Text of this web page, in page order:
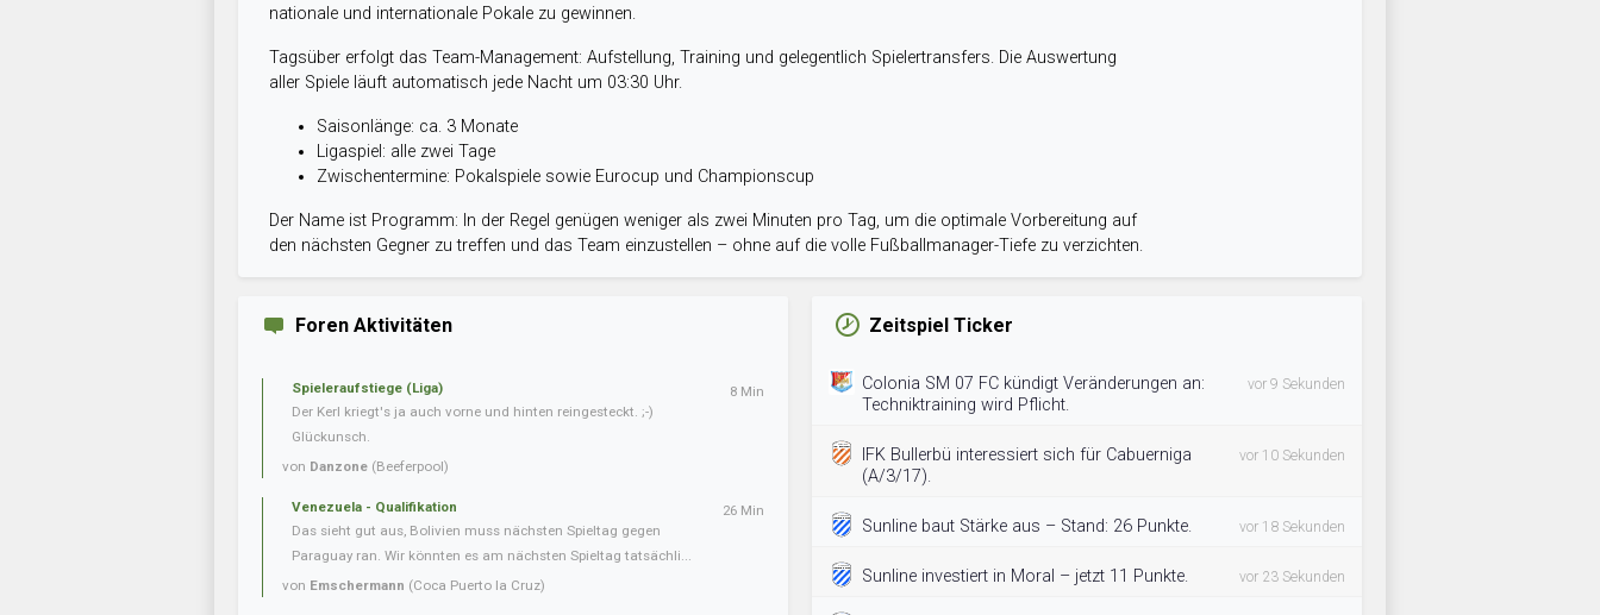
nationale und internationale Pokale zu gewinnen.
Tagsüber erfolgt das Team-Management: Aufstellung, Training und gelegentlich Spielertransfers. Die Auswertung
aller Spiele läuft automatisch jede Nacht um 03:30 Uhr.
Saisonlänge: ca. 3 Monate
Ligaspiel: alle zwei Tage
Zwischentermine: Pokalspiele sowie Eurocup und Championscup
Der Name ist Programm: In der Regel genügen weniger als zwei Minuten pro Tag, um die optimale Vorbereitung auf
den nächsten Gegner zu treffen und das Team einzustellen – ohne auf die volle Fußballmanager-Tiefe zu verzichten.
Foren Aktivitäten
Spieleraufstiege (Liga)
Der Kerl kriegt's ja auch vorne und hinten reingesteckt. ;-)
Glückunsch.
von Danzone (Beeferpool)
8 Min
Venezuela - Qualifikation
Das sieht gut aus, Bolivien muss nächsten Spieltag gegen
Paraguay ran. Wir könnten es am nächsten Spieltag tatsächli...
von Emschermann (Coca Puerto la Cruz)
26 Min
Zeitspiel Ticker
Colonia SM 07 FC kündigt Veränderungen an:
Techniktraining wird Pflicht.
vor 9 Sekunden
IFK Bullerbü interessiert sich für Cabuerniga
(A/3/17).
vor 10 Sekunden
Sunline baut Stärke aus – Stand: 26 Punkte. vor 18 Sekunden
Sunline investiert in Moral – jetzt 11 Punkte. vor 23 Sekunden